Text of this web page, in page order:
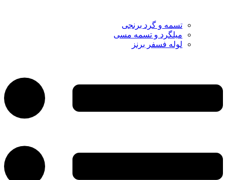
تسمه و گرد برنجی
میلگرد و تسمه مسی
لوله فسفر برنز